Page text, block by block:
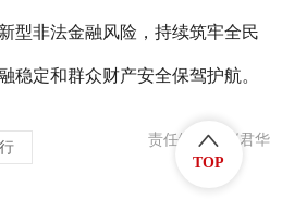
型非法金融风险，持续筑牢全民
稳定和群众财产安全保驾护航。
责任编辑：赵君华
TOP